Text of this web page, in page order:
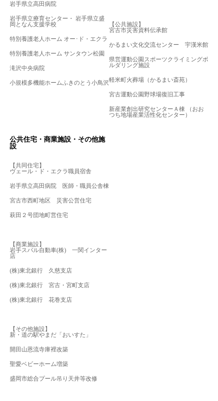
岩手県立高田病院
岩手県立療育センター・ 岩手県立盛
岡となん支援学校
特別養護老人ホーム オー･ド・エクラ
特別養護老人ホーム サンタウン松園
滝沢中央病院
小規模多機能ホームふきのとう小鳥沢
【公共施設】
宮古市災害資料伝承館
かるまい文化交流センター 宇漢米館
県営運動公園スポーツクライミングボ
ルダリング施設
軽米町火葬場（かるまい斎苑）
宮古運動公園野球場復旧工事
新産業創出研究センターＡ棟 （おお
つち地場産業活性化センター）
公共住宅・商業施設・その他施
設
【共同住宅】
ヴェール・ド・エクラ職員宿舎
岩手県立高田病院 医師・職員公舎棟
宮古市西町地区 災害公営住宅
萩田２号団地町営住宅
【商業施設】
岩手スバル自動車(株) 一関インター
店
(株)東北銀行 久慈支店
(株)東北銀行 宮古・宮町支店
(株)東北銀行 花巻支店
【その他施設】
新・道の駅やまだ「おいすた」
開田山恩流寺庫裡改築
聖愛ベビーホーム増築
盛岡市総合プール吊り天井等改修